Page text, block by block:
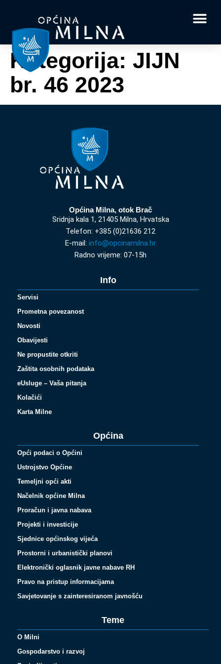
Kategorija: JIJN
br. 46 2023
Općina Milna, otok Brač
Sridnja kala 1, 21405 Milna, Hrvatska
Telefon: +385 (0)21636 212
E-mail: info@opcinamilna.hr
Radno vrijeme: 07-15h
Info
Servisi
Prometna povezanost
Novosti
Obavijesti
Ne propustite otkriti
Zaštita osobnih podataka
eUsluge – Vaša pitanja
Kolačići
Karta Milne
Općina
Opći podaci o Općini
Ustrojstvo Općine
Temeljni opći akti
Načelnik općine Milna
Proračun i javna nabava
Projekti i investicije
Sjednice općinskog vijeća
Prostorni i urbanistički planovi
Elektronički oglasnik javne nabave RH
Pravo na pristup informacijama
Savjetovanje s zainteresiranom javnošću
Teme
O Milni
Gospodarstvo i razvoj